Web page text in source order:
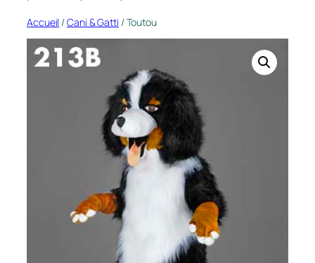
Accueil /Cani & Gatti / Toutou